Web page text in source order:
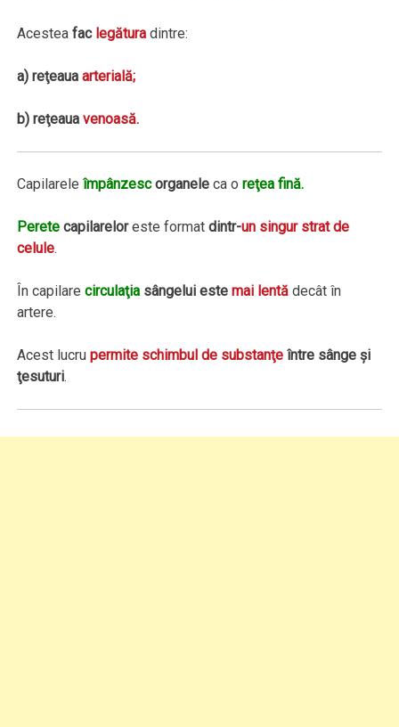
Acesteafac legătura dintre:
a) reţeauaarterială;
b) reţeauavenoasă.
Capilareleîmpânzescorganele ca oreţea fină.
Perete capilareloreste formatdintr-un singur strat de
celule.
În capilarecirculaţia sângelui estemai lentă decât în
artere.
Acest lucrupermite schimbul de substanţe între sânge şi
ţesuturi.